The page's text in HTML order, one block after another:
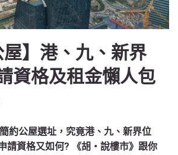
屋】港、九、新界
資格及租金懶人包
約公屋選址，究竟港、九、新界位
請資格又如何? 《胡‧說樓市》跟你